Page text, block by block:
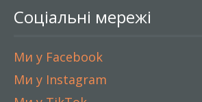
Соціальні мережі
Ми у Facebook
Ми у Instagram